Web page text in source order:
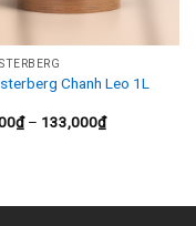
Chanh Leo 1L
₫ – 133,000₫Khoảng
giá: